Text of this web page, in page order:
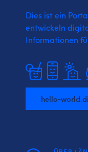
Dies ist ein
entwickeln
Informationen
hello-